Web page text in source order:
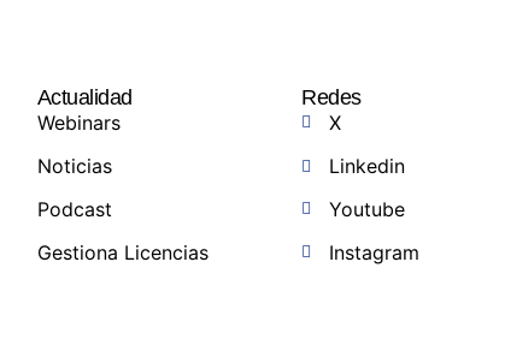
Actualidad
Webinars
Noticias
Podcast
Gestiona Licencias
Redes
X
Linkedin
Youtube
Instagram